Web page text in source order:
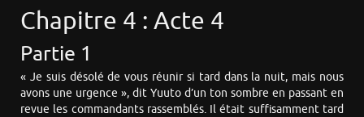
Chapitre 4 : Acte 4
Partie 1
« Je suis désolé de vous réunir si tard dans la nuit, mais nous
avons une urgence », dit Yuuto d’un ton sombre en passant en
revue les commandants rassemblés. Il était suffisamment tard